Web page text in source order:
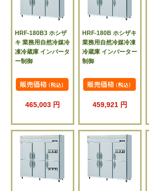
HRF-180B3 ホシザ
キ 業務用自然冷媒冷
凍冷蔵庫 インバータ
ー制御
465,003 円
HRF-180B ホシザキ
業務用自然冷媒冷凍
冷蔵庫 インバーター
制御
459,921 円